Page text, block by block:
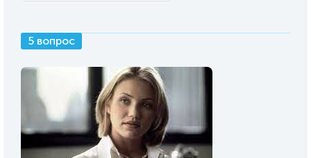
5 вопрос